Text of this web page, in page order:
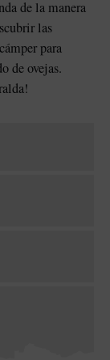
de la manera
las
para
de ovejas.